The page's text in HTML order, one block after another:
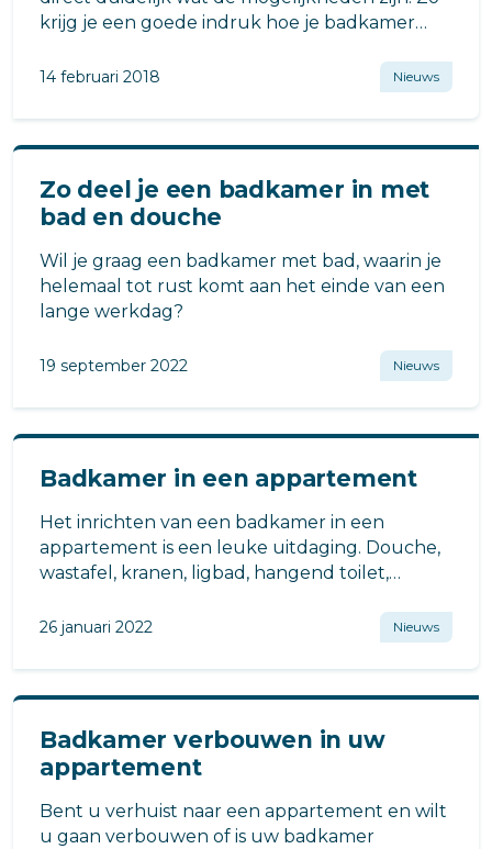
krijg je een goede indruk hoe je badkamer
14 februari 2018 Nieuws
Zo deel je een badkamer in met
bad en douche
Wil je graag een badkamer met bad, waarin je
helemaal tot rust komt aan het einde van een
lange werkdag?
19 september 2022 Nieuws
Badkamer in een appartement
Het inrichten van een badkamer in een
appartement is een leuke uitdaging. Douche,
wastafel, kranen, ligbad, hangend toilet,
de kleinste ruimtes.
26 januari 2022 Nieuws
Badkamer verbouwen in uw
appartement
Bent u verhuist naar een appartement en wilt
u gaan verbouwen of is uw badkamer